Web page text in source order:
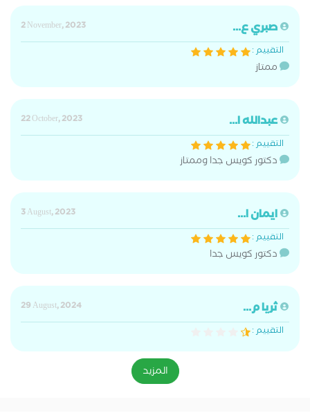
صبري ع...
2 November, 2023
التقييم :
ممتاز
عبدالله ا...
22 October, 2023
التقييم :
دكتور كويس جدا وممتاز
ايمان ا...
3 August, 2023
التقييم :
دكتور كويس جدا
ثريا م...
29 August, 2024
التقييم :
المزيد